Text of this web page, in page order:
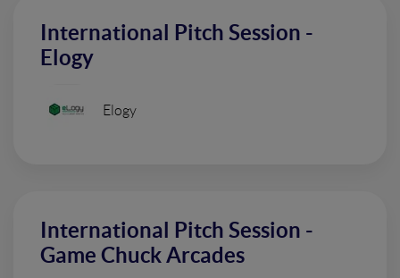
International Pitch Session -
Elogy
Elogy
International Pitch Session -
Game Chuck Arcades